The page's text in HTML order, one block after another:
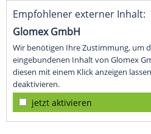
Empfohlener externer Inhalt:
Glomex GmbH
Wir benötigen Ihre Zustimmung, um
eingebundenen Inhalt von Glomex
diesen mit einem Klick anzeigen
deaktivieren.
jetzt aktivieren